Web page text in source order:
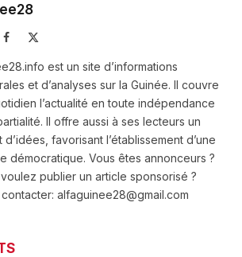
Facebook
est un site d’informations
et d’analyses sur la Guinée. Il couvre
l’actualité en toute indépendance
Il offre aussi à ses lecteurs un
d’idées, favorisant l’établissement d’une
démocratique. Vous êtes annonceurs ?
publier un article sponsorisé ?
alfaguinee28@gmail.com